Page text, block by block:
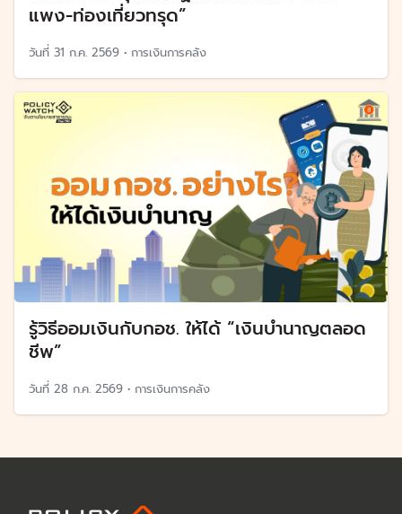
แพง-ท่องเที่ยวทรุด”
วันที่ 31 ก.ค. 2569 • การเงินการคลัง
รู้วิธีออมเงินกับกอช. ให้ได้ “เงินบำนาญตลอด
ชีพ”
วันที่ 28 ก.ค. 2569 • การเงินการคลัง